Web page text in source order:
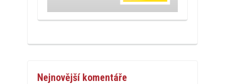
Nejnovější komentáře